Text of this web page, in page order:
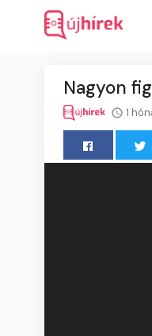
Nagyon
1